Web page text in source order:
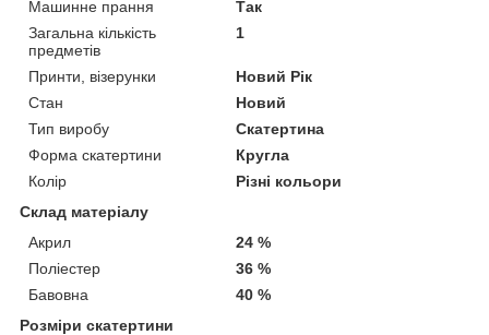
Машинне прання
Так
Загальна кількість
предметів
1
Принти, візерунки
Новий Рік
Стан
Новий
Тип виробу
Скатертина
Форма скатертини
Кругла
Колір
Різні кольори
Склад матеріалу
Акрил
24 %
Поліестер
36 %
Бавовна
40 %
Розміри скатертини